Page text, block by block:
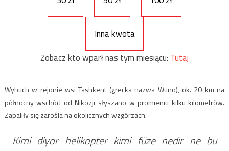
Inna kwota
Zobacz kto wparł nas tym miesiącu: Tutaj
Wybuch w rejonie wsi Tashkent (grecka nazwa Wuno), ok. 20 km na
północny wschód od Nikozji słyszano w promieniu kilku kilometrów.
Zapaliły się zarośla na okolicznych wzgórzach.
Kimi diyor helikopter kimi füze nedir ne bu